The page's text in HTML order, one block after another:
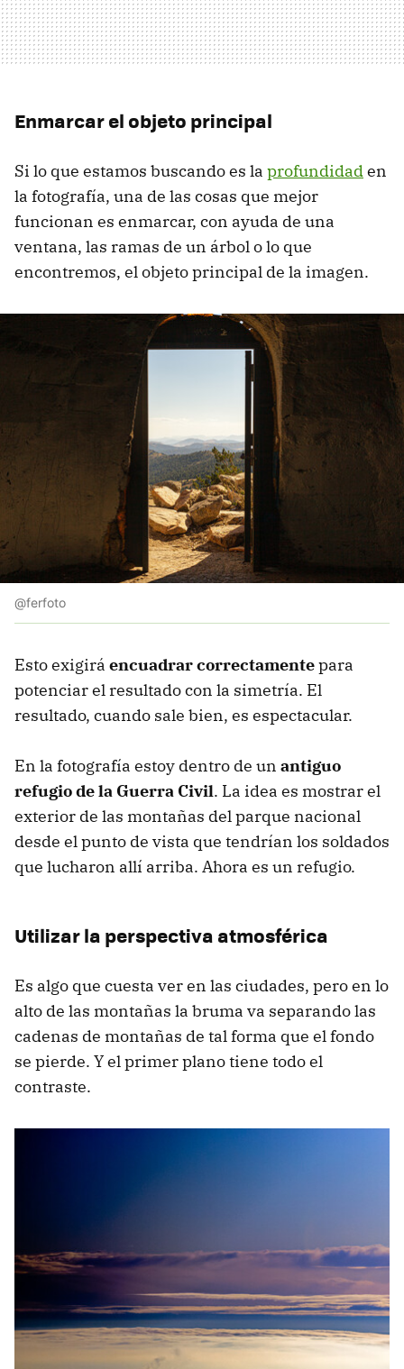
Enmarcar el objeto principal
Si lo que estamos buscando es la profundidaden
la fotografía, una de las cosas que mejor
funcionan es enmarcar, con ayuda de una
ventana, las ramas de un árbol o lo que
encontremos, el objeto principal de la imagen.
@ferfoto
Esto exigirá encuadrar correctamentepara
potenciar el resultado con la simetría. El
resultado, cuando sale bien, es espectacular.
En la fotografía estoy dentro de un antiguo
refugio de la Guerra Civil. La idea es mostrar el
exterior de las montañas del parque nacional
desde el punto de vista que tendrían los soldados
que lucharon allí arriba. Ahora es un refugio.
Utilizar la perspectiva atmosférica
Es algo que cuesta ver en las ciudades, pero en lo
alto de las montañas la bruma va separando las
cadenas de montañas de tal forma que el fondo
se pierde. Y el primer plano tiene todo el
contraste.